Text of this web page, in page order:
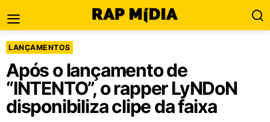
LANÇAMENTOS
Após o lançamento de
“INTENTO”, o rapper LyNDoN
disponibiliza clipe da faixa